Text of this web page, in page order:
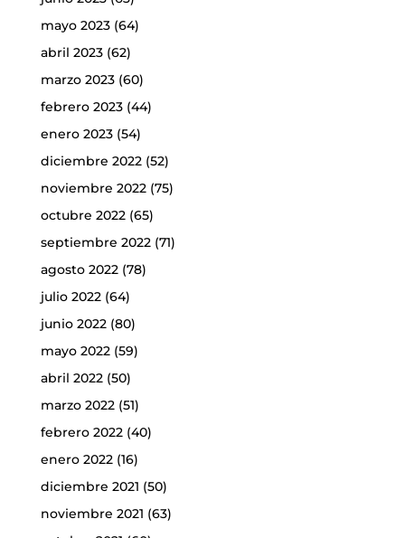
mayo 2023(64)
abril 2023(62)
marzo 2023(60)
febrero 2023(44)
enero 2023(54)
diciembre 2022(52)
noviembre 2022(75)
octubre 2022(65)
septiembre 2022(71)
agosto 2022(78)
julio 2022(64)
junio 2022(80)
mayo 2022(59)
abril 2022(50)
marzo 2022(51)
febrero 2022(40)
enero 2022(16)
diciembre 2021 (50)
noviembre 2021 (63)